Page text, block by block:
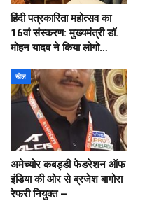
हिंदी पत्रकारिता महोत्सव का
16वां संस्करण: मुख्यमंत्री डॉ.
मोहन यादव ने किया लोगो…
खेल
अमेच्योर कबड्डी फेडरेशन ऑफ
इंडिया की ओर से ब्रजेश बागोरा
रेफरी नियुक्त –